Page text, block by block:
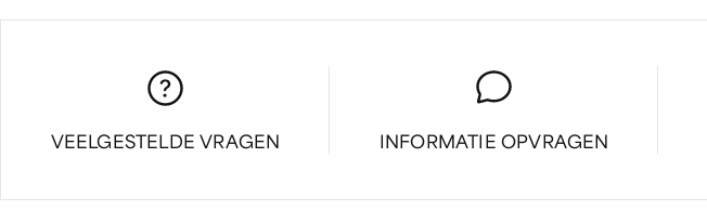
VEELGESTELDE VRAGEN INFORMATIE OPVRAGEN